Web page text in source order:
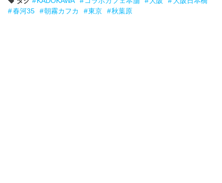
春河35
朝霧カフカ 東京 秋葉原